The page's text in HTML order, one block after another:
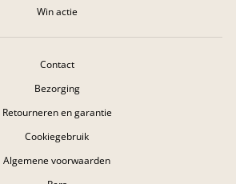
Win actie
Contact
Bezorging
Retourneren en garantie
Cookiegebruik
Algemene voorwaarden